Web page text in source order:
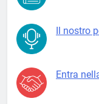
Il nostro
Entra